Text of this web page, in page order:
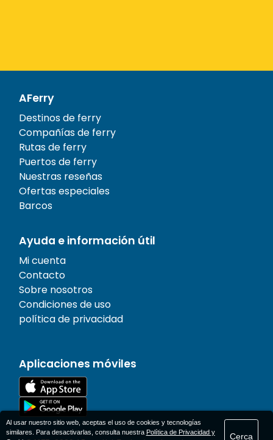
AFerry
Destinos de ferry
Compañías de ferry
Rutas de ferry
Puertos de ferry
Nuestras reseñas
Ofertas especiales
Barcos
Ayuda e información útil
Mi cuenta
Contacto
Sobre nosotros
Condiciones de uso
política de privacidad
Aplicaciones móviles
Al usar nuestro sitio web, aceptas el uso de cookies y tecnologías
similares. Para desactivarlas, consulta nuestra Política de Privacidad y
Cerca